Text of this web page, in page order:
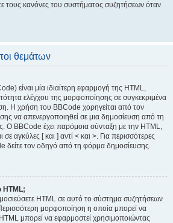
τους κανόνες του συστήματος συζητήσεων όταν
θεμάτων
είναι μία ιδιαίτερη εφαρμογή της HTML,
ελέγχου της μορφοποίησης σε συγκεκριμένα
Η χρήση του BBCode χορηγείται από τον
να απενεργοποιηθεί σε μια δημοσίευση από τη
BBCode έχει παρόμοια σύνταξη με την HTML,
σε αγκύλες [ και ] αντί < και >. Για περισσότερες
δείτε τον οδηγό από τη φόρμα δημοσίευσης.
HTML;
HTML σε αυτό το σύστημα συζητήσεων
μορφοποίηση η οποία μπορεί να
μπορεί να εφαρμοστεί χρησιμοποιώντας